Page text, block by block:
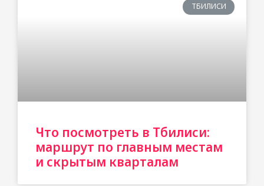
ТБИЛИСИ
Что посмотреть в Тбилиси:
маршрут по главным местам
и скрытым кварталам